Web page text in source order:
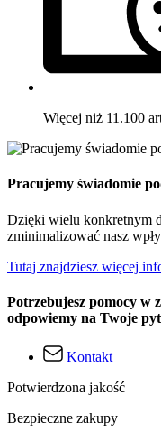
Więcej niż 11.100
Pracujemy świadomie
Dzięki wielu konkretnym
zminimalizować nasz
Tutaj znajdziesz więcej
Potrzebujesz pomocy w
odpowiemy na Twoje
Kontakt
Potwierdzona jakość
Bezpieczne zakupy